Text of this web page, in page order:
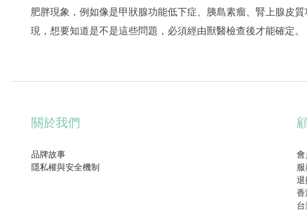
肥胖現象，例如像是甲狀腺功能低下症、胰島素瘤、腎上腺皮
現，想要知道是不是這些問題，必須經由獸醫檢查後才能確定。
關於我們
品牌故事
隱私權與安全機制
會
退
香